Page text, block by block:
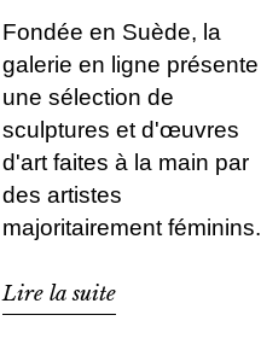
Fondée en Suède, la
galerie en ligne présente
une sélection de
sculptures et d'œuvres
d'art faites à la main par
des artistes
majoritairement féminins.
Lire la suite